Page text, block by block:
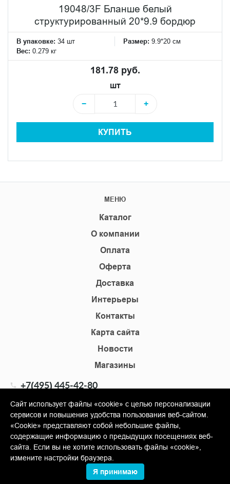
19048/3F Бланше белый
структурированный 20*9.9 бордюр
В упаковке: 34 шт Размер: 9.9*20 см
Вес: 0.279 кг
181.78 руб.
шт
−
+
КУПИТЬ
МЕНЮ
Каталог
О компании
Оплата
Оферта
Доставка
Интерьеры
Контакты
Карта сайта
Новости
Магазины
+7(495) 445-42-80
info@shopkm.ru
© Copyright 2013-2026 KERAMA MARAZZI, ООО «Гамма
Керамика»
Сайт использует файлы «cookie» с целью персонализации
сервисов и повышения удобства пользования веб-сайтом.
«Cookie» представляют собой небольшие файлы,
содержащие информацию о предыдущих посещениях веб-
сайта. Если вы не хотите использовать файлы «cookie»,
измените настройки браузера.
Я принимаю